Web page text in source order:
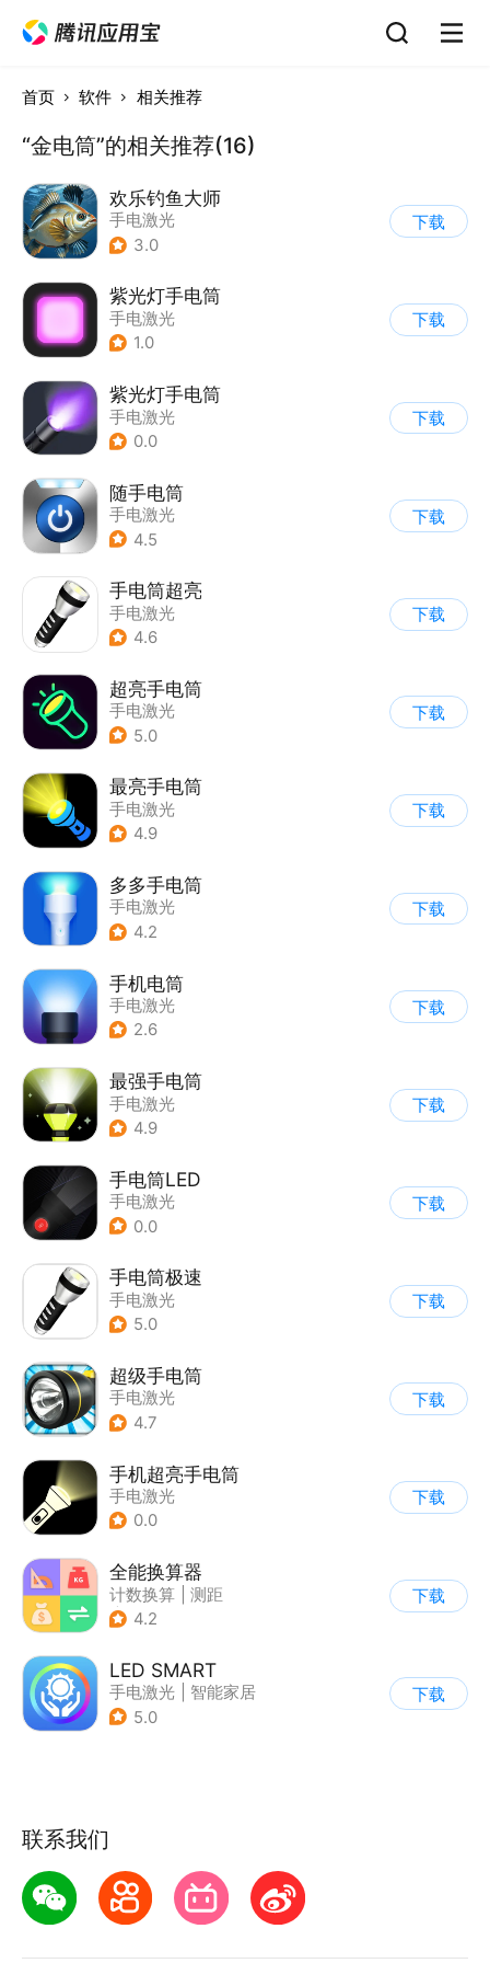
首页 软件 相关推荐
“金电筒”的相关推荐(16)
欢乐钓鱼大师
手电激光
3.0
下载
紫光灯手电筒
手电激光
1.0
下载
紫光灯手电筒
手电激光
0.0
下载
随手电筒
手电激光
4.5
下载
手电筒超亮
手电激光
4.6
下载
超亮手电筒
手电激光
5.0
下载
最亮手电筒
手电激光
4.9
下载
多多手电筒
手电激光
4.2
下载
手机电筒
手电激光
2.6
下载
最强手电筒
手电激光
4.9
下载
手电筒LED
手电激光
0.0
下载
手电筒极速
手电激光
5.0
下载
超级手电筒
手电激光
4.7
下载
手机超亮手电筒
手电激光
0.0
下载
全能换算器
计数换算
测距
| 手电激光
4.2
下载
LED SMART
手电激光
智能家居
5.0
下载
联系我们